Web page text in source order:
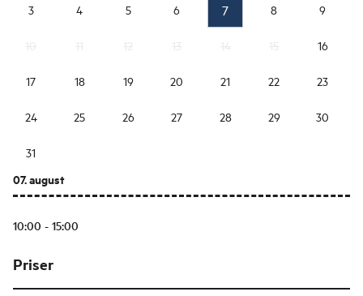
3 4 5 6 7 8 9
16
17 18 19 20 21 22 23
24 25 26 27 28 29 30
31
07. august
10:00 - 15:00
Priser